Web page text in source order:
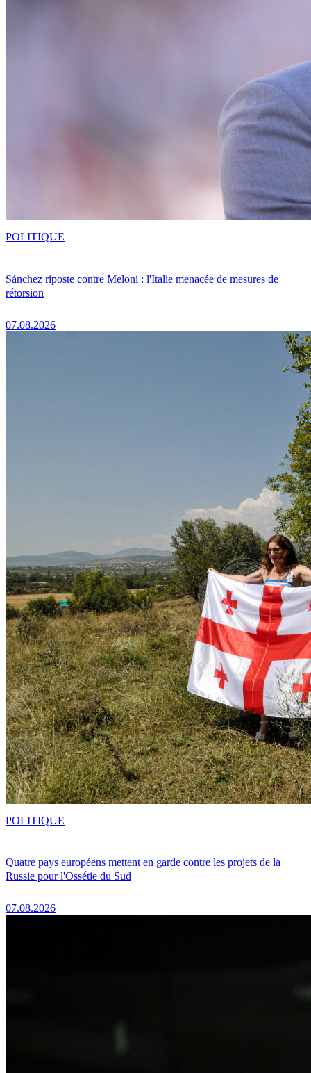
Sánchez riposte contre Meloni : l'Italie menacée de mesures de
rétorsion
07.08.2026
POLITIQUE
Quatre pays européens mettent en garde contre les projets de la
Russie pour l'Ossétie du Sud
07.08.2026
POLITIQUE